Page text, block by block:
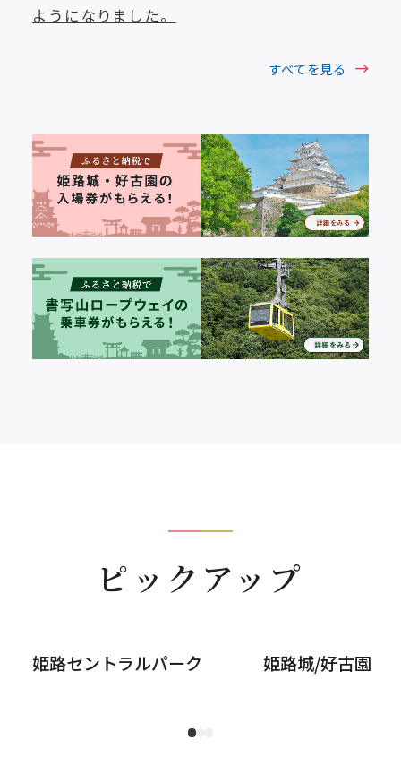
ようになりました。
すべてを見る
ピックアップ
姫路セントラルパーク 姫路城/好古園